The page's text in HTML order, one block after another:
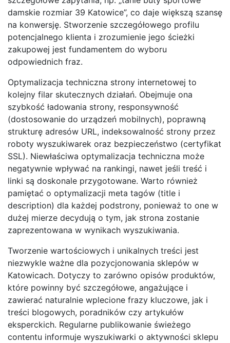
damskie rozmiar 39 Katowice”, co daje większą szansę
na konwersję. Stworzenie szczegółowego profilu
potencjalnego klienta i zrozumienie jego ścieżki
zakupowej jest fundamentem do wyboru
odpowiednich fraz.
Optymalizacja techniczna strony internetowej to
kolejny filar skutecznych działań. Obejmuje ona
szybkość ładowania strony, responsywność
(dostosowanie do urządzeń mobilnych), poprawną
strukturę adresów URL, indeksowalność strony przez
roboty wyszukiwarek oraz bezpieczeństwo (certyfikat
SSL). Niewłaściwa optymalizacja techniczna może
negatywnie wpływać na rankingi, nawet jeśli treść i
linki są doskonale przygotowane. Warto również
pamiętać o optymalizacji meta tagów (title i
description) dla każdej podstrony, ponieważ to one w
dużej mierze decydują o tym, jak strona zostanie
zaprezentowana w wynikach wyszukiwania.
Tworzenie wartościowych i unikalnych treści jest
niezwykle ważne dla pozycjonowania sklepów w
Katowicach. Dotyczy to zarówno opisów produktów,
które powinny być szczegółowe, angażujące i
zawierać naturalnie wplecione frazy kluczowe, jak i
treści blogowych, poradników czy artykułów
eksperckich. Regularne publikowanie świeżego
contentu informuje wyszukiwarki o aktywności sklepu